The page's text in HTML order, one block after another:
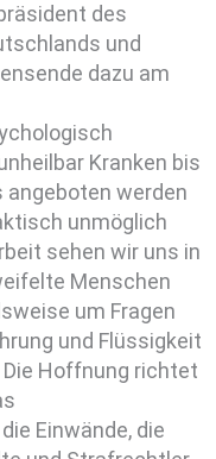
des
und
dazu am
Kranken bis
angeboten werden
unmöglich
sehen wir uns in
Menschen
um Fragen
und Flüssigkeit
Die Hoffnung richtet
Einwände, die